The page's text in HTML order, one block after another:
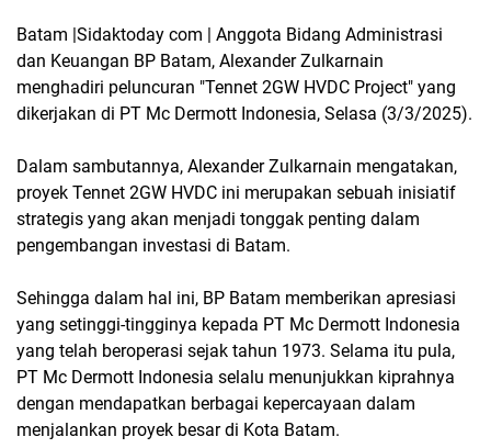
Batam |Sidaktoday com | Anggota Bidang Administrasi
dan Keuangan BP Batam, Alexander Zulkarnain
menghadiri peluncuran "Tennet 2GW HVDC Project" yang
dikerjakan di PT Mc Dermott Indonesia, Selasa (3/3/2025).
Dalam sambutannya, Alexander Zulkarnain mengatakan,
proyek Tennet 2GW HVDC ini merupakan sebuah inisiatif
strategis yang akan menjadi tonggak penting dalam
pengembangan investasi di Batam.
Sehingga dalam hal ini, BP Batam memberikan apresiasi
yang setinggi-tingginya kepada PT Mc Dermott Indonesia
yang telah beroperasi sejak tahun 1973. Selama itu pula,
PT Mc Dermott Indonesia selalu menunjukkan kiprahnya
dengan mendapatkan berbagai kepercayaan dalam
menjalankan proyek besar di Kota Batam.